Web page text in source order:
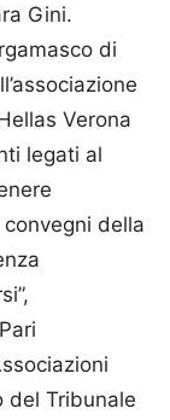
Gini.
di
Ve­rona
legati al
della
del Tribunale